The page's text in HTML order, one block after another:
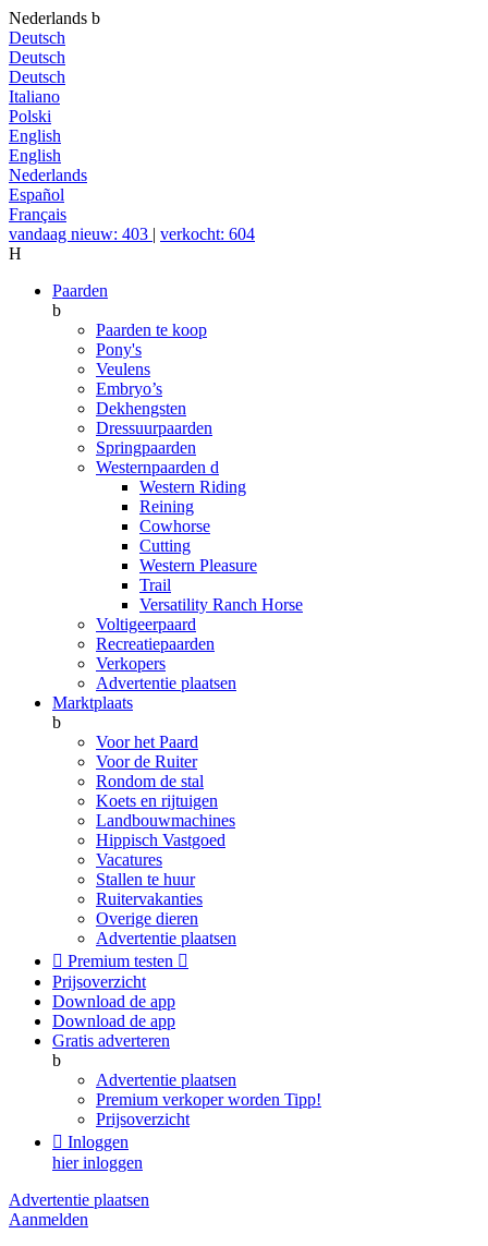
Nederlands b
Deutsch
Deutsch
Deutsch
Italiano
Polski
English
English
Nederlands
Español
Français
vandaag nieuw: 403 | verkocht: 604
H
Paarden
b
Paarden te koop
Pony's
Veulens
Embryo’s
Dekhengsten
Dressuurpaarden
Springpaarden
Westernpaarden d
Western Riding
Reining
Cowhorse
Cutting
Western Pleasure
Trail
Versatility Ranch Horse
Voltigeerpaard
Recreatiepaarden
Verkopers
Advertentie plaatsen
Marktplaats
b
Voor het Paard
Voor de Ruiter
Rondom de stal
Koets en rijtuigen
Landbouwmachines
Hippisch Vastgoed
Vacatures
Stallen te huur
Ruitervakanties
Overige dieren
Advertentie plaatsen
 Premium testen 
Prijsoverzicht
Download de app
Download de app
Gratis adverteren
b
Advertentie plaatsen
Premium verkoper worden Tipp!
Prijsoverzicht
 Inloggen
hier inloggen
Advertentie plaatsen
Aanmelden